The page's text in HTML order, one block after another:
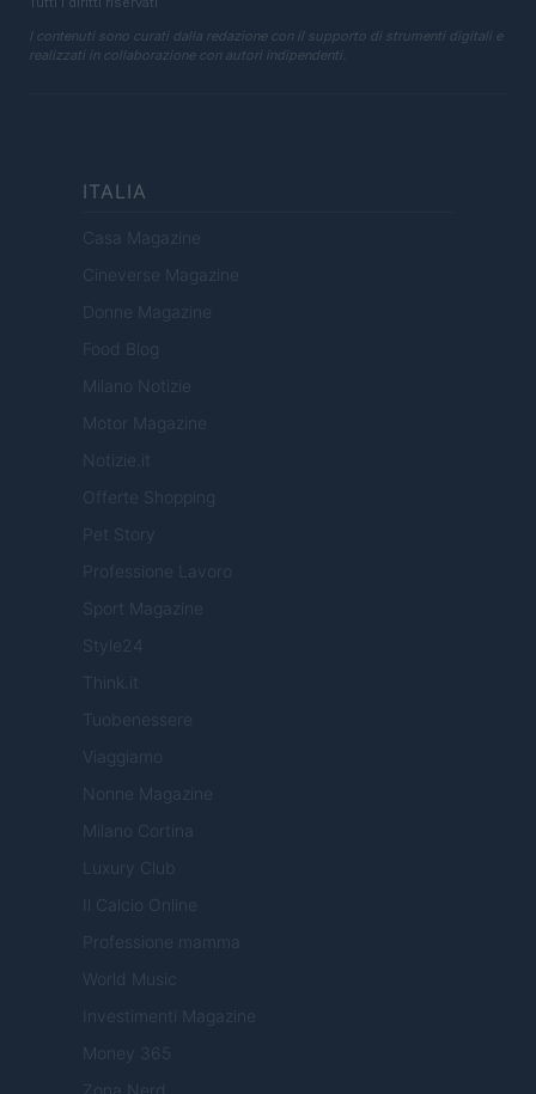
I contenuti sono curati dalla redazione con il supporto di strumenti digitali e
realizzati in collaborazione con autori indipendenti.
ITALIA
Casa Magazine
Cineverse Magazine
Donne Magazine
Food Blog
Milano Notizie
Motor Magazine
Notizie.it
Offerte Shopping
Pet Story
Professione Lavoro
Sport Magazine
Style24
Think.it
Tuobenessere
Viaggiamo
Nonne Magazine
Milano Cortina
Luxury Club
Il Calcio Online
Professione mamma
World Music
Investimenti Magazine
Money 365
Zona Nerd